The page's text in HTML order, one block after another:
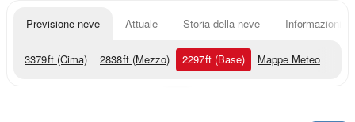
Previsione neve Attuale Storia della neve Informazioni
3379ft (Cima) 2838ft (Mezzo) 2297ft (Base) Mappe Meteo